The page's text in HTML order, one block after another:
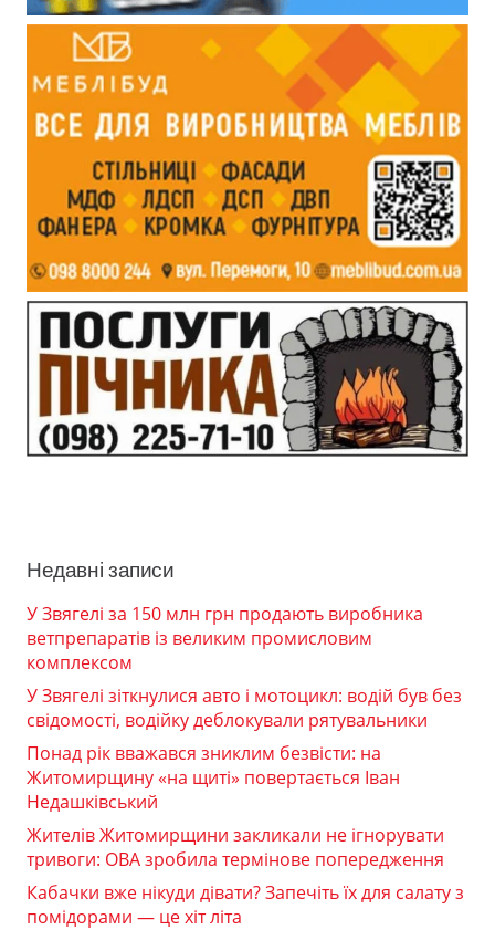
Недавні записи
У Звягелі за 150 млн грн продають виробника
ветпрепаратів із великим промисловим
комплексом
У Звягелі зіткнулися авто і мотоцикл: водій був без
свідомості, водійку деблокували рятувальники
Понад рік вважався зниклим безвісти: на
Житомирщину «на щиті» повертається Іван
Недашківський
Жителів Житомирщини закликали не ігнорувати
тривоги: ОВА зробила термінове попередження
Кабачки вже нікуди дівати? Запечіть їх для салату з
помідорами — це хіт літа